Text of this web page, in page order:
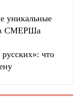
уникальные
СМЕРШа
что